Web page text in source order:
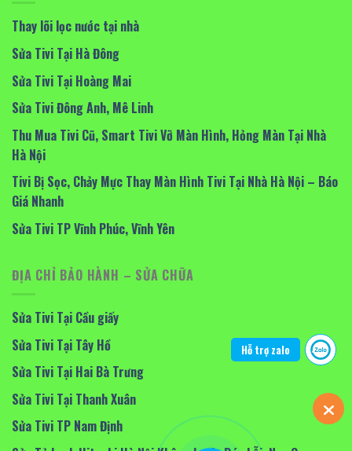
Thay lõi lọc nước tại nhà
Sửa Tivi Tại Hà Đông
Sửa Tivi Tại Hoàng Mai
Sửa Tivi Đông Anh, Mê Linh
Thu Mua Tivi Cũ, Smart Tivi Vỡ Màn Hình, Hỏng Màn Tại Nhà
Hà Nội
Tivi Bị Sọc, Chảy Mực Thay Màn Hình Tivi Tại Nhà Hà Nội – Báo
Giá Nhanh
Sửa Tivi TP Vĩnh Phúc, Vĩnh Yên
ĐỊA CHỈ BẢO HÀNH – SỬA CHỮA
Sửa Tivi Tại Cầu giấy
Sửa Tivi Tại Tây Hồ
Sửa Tivi Tại Hai Bà Trưng
Sửa Tivi Tại Thanh Xuân
Sửa Tivi TP Nam Định
Hỗ trợ zalo